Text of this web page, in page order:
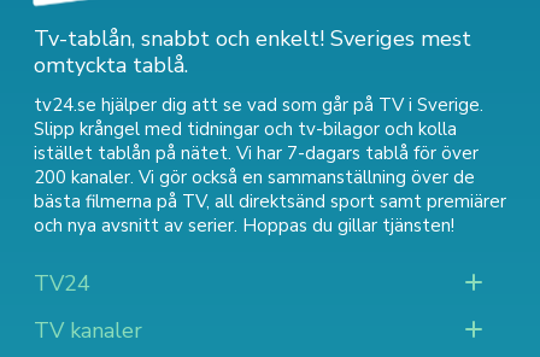
Tv-tablån, snabbt och enkelt! Sveriges mest
omtyckta tablå.
tv24.se hjälper dig att se vad som går på TV i Sverige.
Slipp krångel med tidningar och tv-bilagor och kolla
istället tablån på nätet. Vi har 7-dagars tablå för över
200 kanaler. Vi gör också en sammanställning över de
bästa filmerna på TV, all direktsänd sport samt premiärer
och nya avsnitt av serier. Hoppas du gillar tjänsten!
TV24
TV kanaler